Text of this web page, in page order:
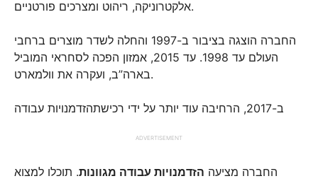
אלקטרוניקה, ריהוט ומצרכים פורטניים.
החברה הוצגה בציבור ב-1997 והחלה לשדר מוצרים ברחבי
העולם עד 1998. עד 2015, אמזון הפכה לסחראי המוביל
בארה”ב, ועקרה את וולמארט.
ב-2017, הרחיבה עוד יותר על ידי רכישתהזדמנויות עבודה
ADVERTISEMENT
החברה מציעה הזדמנויות עבודה מגוונות. תוכלו למצוא